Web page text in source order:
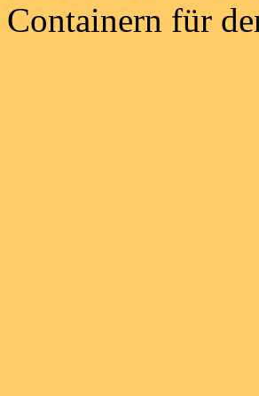
Containern für